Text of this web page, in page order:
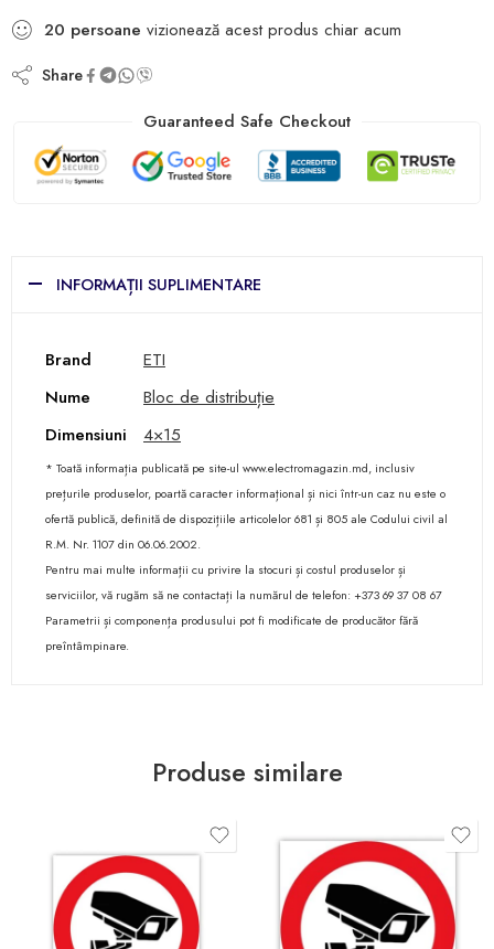
20 persoane vizionează acest produs chiar acum
Share
Guaranteed Safe Checkout
INFORMAȚII SUPLIMENTARE
Brand
ETI
Nume
Bloc de distribuție
Dimensiuni
4×15
* Toată informația publicată pe site-ul www.electromagazin.md, inclusiv
prețurile produselor, poartă caracter informațional și nici într-un caz nu este o
ofertă publică, definită de dispozițiile articolelor 681 și 805 ale Codului civil al
R.M. Nr. 1107 din 06.06.2002.
Pentru mai multe informații cu privire la stocuri și costul produselor și
serviciilor, vă rugăm să ne contactați la numărul de telefon: +373 69 37 08 67
Parametrii și componența produsului pot fi modificate de producător fără
preîntâmpinare.
Produse similare